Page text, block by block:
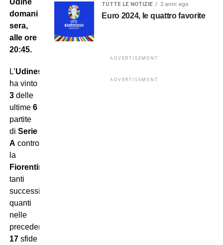
Udine
domani
sera,
alle ore
20:45.
L’Udinese
ha vinto
3 delle
ultime 6
partite
di Serie
A contro
la
Fiorentina
tanti
successi
quanti
nelle
precedenti
17 sfide
TUTTE LE NOTIZIE 2 anni ago
Euro 2024, le quattro favorite
ADVERTISEMENT
ADVERTISEMENT